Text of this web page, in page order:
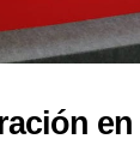
en